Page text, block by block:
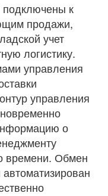
подключены к
продажи,
учет
логистику.
управления
управления
о
времени. Обмен